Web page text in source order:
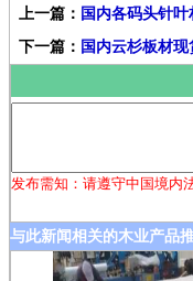
上一篇： 国内各码头针
下一篇： 国内云杉板材
发布需知：请遵守中国境内
与此新闻相关的木业产品